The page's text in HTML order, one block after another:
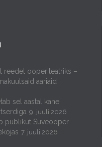
reedel ooperiteatriks –
aariaid
sel aastal kahe
9. juuli 2026
publikut Suveooper
7. juuli 2026